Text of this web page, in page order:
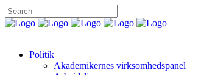
Politik
Akademikernes virksomhedspanel